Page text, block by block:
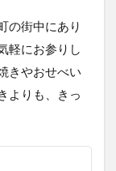
の街中にあり
軽にお参りし
きやおせべい
よりも、きっ